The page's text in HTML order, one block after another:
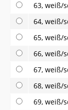
63, weiß/
64, weiß/
65, weiß/
66, weiß/
67, weiß/
68, weiß/
69, weiß/